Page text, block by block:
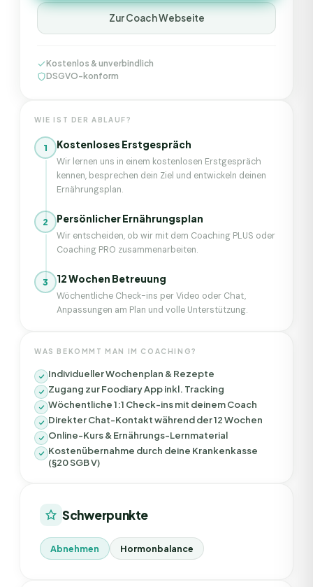
Zur Coach Webseite
Kostenlos & unverbindlich
DSGVO-konform
WIE IST DER ABLAUF?
1 Kostenloses Erstgespräch
Wir lernen uns in einem kostenlosen Erstgespräch
kennen, besprechen dein Ziel und entwickeln deinen
Ernährungsplan.
2 Persönlicher Ernährungsplan
Wir entscheiden, ob wir mit dem Coaching PLUS oder
Coaching PRO zusammenarbeiten.
3 12 Wochen Betreuung
Wöchentliche Check-ins per Video oder Chat,
Anpassungen am Plan und volle Unterstützung.
WAS BEKOMMT MAN IM COACHING?
Individueller Wochenplan & Rezepte
Zugang zur Foodiary App inkl. Tracking
Wöchentliche 1:1 Check-ins mit deinem Coach
Direkter Chat-Kontakt während der 12 Wochen
Online-Kurs & Ernährungs-Lernmaterial
Kostenübernahme durch deine Krankenkasse
(§20 SGB V)
Schwerpunkte
Abnehmen Hormonbalance